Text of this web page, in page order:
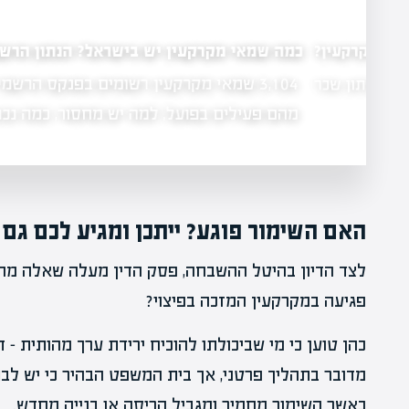
כמה שמאי מקרקעין יש בישראל? הנתון הרשמי
3,104 שמאי מקרקעין רשומים בפנקס הרשמי
מהם פעילים בפועל, למה יש מחסור, כמה
האם השימור פוגע? ייתכן ומגיע לכם גם
לצד הדיון בהיטל ההשבחה, פסק הדין מעלה שאלה
פגיעה במקרקעין המזכה בפיצוי?
כהן טוען כי מי שביכולתו להוכיח ירידת ערך מהותית
מדובר בתהליך פרטני, אך בית המשפט הבהיר כי יש